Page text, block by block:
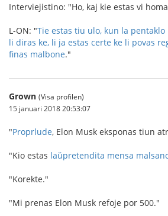
Interviejistino: "Ho, kaj kie estas vi
L-ON: "Tie estas tiu ulo, kun la pentaklo
li diras ke, li ja estas certe ke li povas
finas malbone."
Grown (Visa profilen)
15 januari 2018 20:53:07
"Proprlude, Elon Musk eksponas tiun
"Kio estas laŭpretendita mensa
"Korekte."
"Mi prenas Elon Musk refoje por 500."